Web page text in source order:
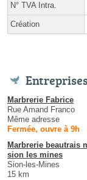
N° TVA Intra.
Création
Marbrerie Fabrice
Rue Amand Franco
Même adresse
Fermée, ouvre à 9h
Marbrerie beautrais
sion les mines
Sion-les-Mines
15 km